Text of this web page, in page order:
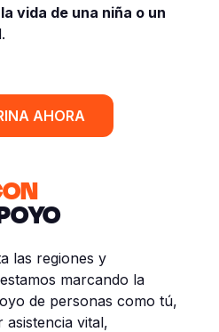
la vida de una niña o un
AHORA
las regiones y
marcando la
de personas como tú,
asistencia vital,